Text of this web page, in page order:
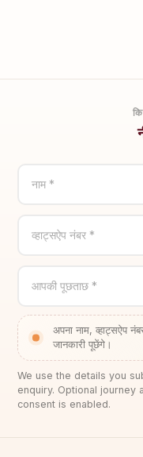
नाम *
व्हाट्सऐप नंबर *
आपकी पूछताछ *
अपना नाम, व्हाट्सऐप
जानकारी पूछेंगे।
We use the details you
enquiry. Optional journey
consent is enabled.